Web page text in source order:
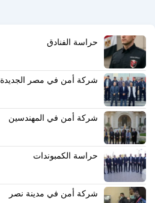
حراسة الفنادق
شركة أمن في مصر الجديدة
شركة أمن في المهندسين
حراسة الكمبوندات
شركة أمن في مدينة نصر